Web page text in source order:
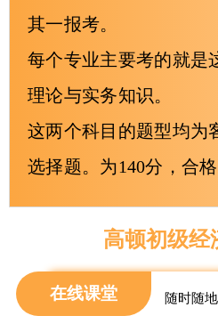
其一报考。
每个专业主要考的就是
理论与实务知识。
这两个科目的题型均为
选择题。为140分，合
高顿初级经
在线课堂 随时随